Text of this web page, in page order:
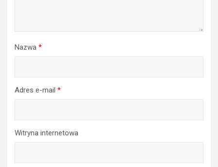
Nazwa *
Adres e-mail *
Witryna internetowa